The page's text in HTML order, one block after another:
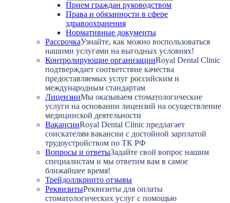
Прием граждан руководством
Права и обязанности в сфере
здравоохранения
Нормативные документы
РассрочкаУзнайте, как можно воспользоваться
нашими услугами на выгодных условиях!
Контролирующие организацииRoyal Dental Clinic
подтверждает соответствие качества
предоставляемых услуг российским и
международным стандартам
ЛицензииМы оказываем стоматологические
услуги на основании лицензий на осуществление
медицинской деятельности
ВакансииRoyal Dental Clinic предлагает
соискателям вакансии с достойной зарплатой
трудоустройством по ТК РФ
Вопросы и ответыЗадайте свой вопрос нашим
специалистам и мы ответим вам в самое
ближайшее время!
Трейдоллкрипто отзывы
РеквизитыРеквизиты для оплаты
стоматологических услуг с помощью